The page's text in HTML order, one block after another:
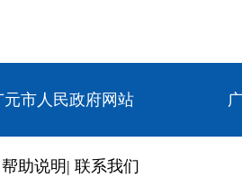
元市人民政府网站
帮助说明 | 联系我们